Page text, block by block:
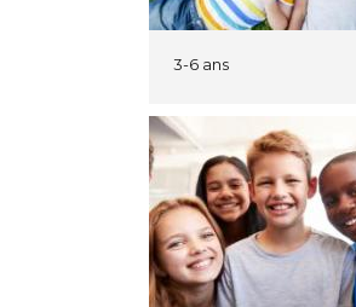
3-6 ans